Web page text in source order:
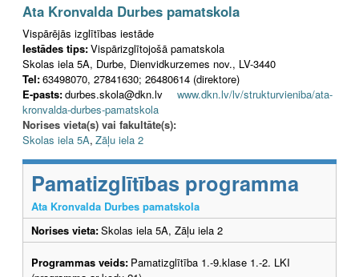
Ata Kronvalda Durbes pamatskola
Vispārējās izglītības iestāde
Iestādes tips:Vispārizglītojošā pamatskola
Skolas iela 5A, Durbe, Dienvidkurzemes nov., LV-3440
Tel:63498070, 27841630; 26480614 (direktore)
E-pasts:durbes.skola@dkn.lv www.dkn.lv/lv/strukturvieniba/ata-
kronvalda-durbes-pamatskola
Norises vieta(s) vai fakultāte(s):
Skolas iela 5A, Zāļu iela 2
Pamatizglītības programma
Ata Kronvalda Durbes pamatskola
Norises vieta:Skolas iela 5A, Zāļu iela 2
Programmas veids: Pamatizglītība 1.-9.klase 1.-2. LKI